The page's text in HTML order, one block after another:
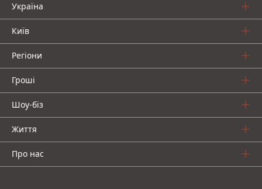
Україна
Київ
Регіони
Гроші
Шоу-біз
Життя
Про нас